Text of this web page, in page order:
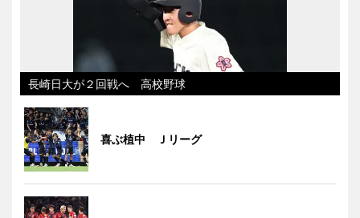
長崎日大が２回戦へ 高校野球
喜ぶ植中 Ｊリーグ